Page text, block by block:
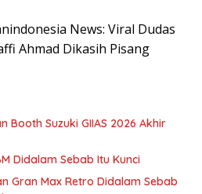
News: Viral Dudas
Ahmad Dikasih Pisang
Booth Suzuki GIIAS 2026 Akhir
Didalam Sebab Itu Kunci
Gran Max Retro Didalam Sebab